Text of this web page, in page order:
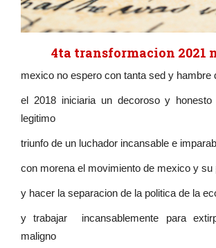
4ta transformacion 2021
mexico no espero con tanta sed y hambre
el 2018 iniciaria un decoroso y
legitimo
triunfo de un luchador incansable e
con morena el movimiento de mexico y su
y hacer la separacion de la politica de la
y trabajar incansablemente para
maligno